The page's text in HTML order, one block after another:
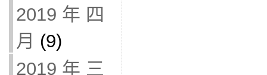
2019 年 四
月 (9)
2019 年 三